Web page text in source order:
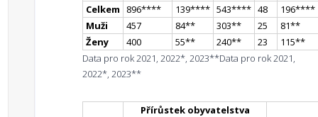
Celkem
896**** 139**** 543**** 48 196****
Muži
457 84** 303** 25 81**
Ženy
400 55** 240** 23 115**
Data pro rok 2021, 2022*, 2023**Data pro rok 2021,
2022*, 2023**
Přírůstek obyvatelstva